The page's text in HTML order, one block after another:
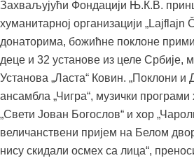
Захваљујући Фондацији Њ.К.В.
хуманитарној организацији „Lajflajn
донаторима, божићне поклоне
деце и 32 установе из целе Србије,
Установа „Ласта“ Ковин. „Поклони
ансамбла „Чигра“, музички
„Свети Јован Богослов“ и хор
величанствени пријем на Белом
нису скидали осмех са лица“,